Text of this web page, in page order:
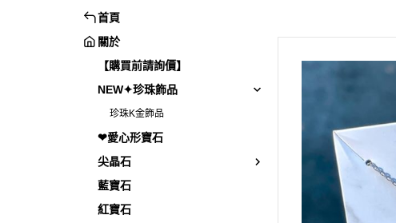
首頁
關於
【購買前請詢價】
NEW✦珍珠飾品
珍珠K金飾品
❤愛心形寶石
尖晶石
藍寶石
紅寶石